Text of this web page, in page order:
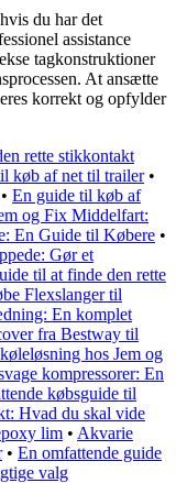
du har det
assistance
tagkonstruktioner
At ansætte
korrekt og opfylder
rette stikkontakt
køb af net til trailer•
• En guide til køb af
og Fix Middelfart:
En Guide til Købere •
Gør et
til at finde den rette
Flexslanger til
En komplet
fra Bestway til
hos Jem og
kompressorer: En
købsguide til
Hvad du skal vide
lim • Akvarie
• En omfattende guide
valg